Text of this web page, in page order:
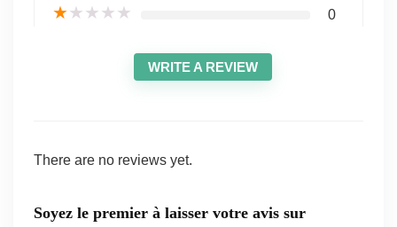
★★★★★ 0
WRITE A REVIEW
There are no reviews yet.
Soyez le premier à laisser votre avis sur